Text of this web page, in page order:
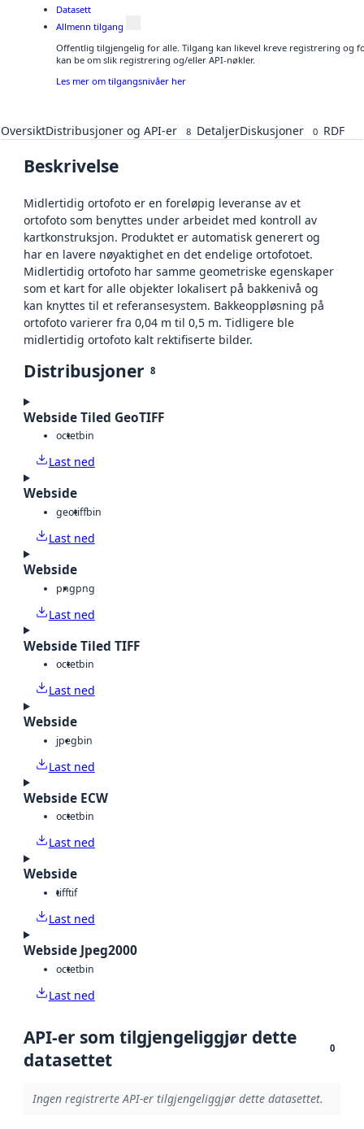
Datasett
Allmenn tilgang
Offentlig tilgjengelig for alle. Tilgang kan likevel kreve registrering og
kan be om slik registrering og/eller API-nøkler.
Les mer om tilgangsnivåer her
OversiktDistribusjoner og API-er 8 DetaljerDiskusjoner 0 RDF
Beskrivelse
Midlertidig ortofoto er en foreløpig leveranse av et
ortofoto som benyttes under arbeidet med kontroll av
kartkonstruksjon. Produktet er automatisk generert og
har en lavere nøyaktighet en det endelige ortofotoet.
Midlertidig ortofoto har samme geometriske egenskaper
som et kart for alle objekter lokalisert på bakkenivå og
kan knyttes til et referansesystem. Bakkeoppløsning på
ortofoto varierer fra 0,04 m til 0,5 m. Tidligere ble
midlertidig ortofoto kalt rektifiserte bilder.
Distribusjoner 8
Webside Tiled GeoTIFF
octetbin
Last ned
Webside
geotiffbin
Last ned
Webside
pngpng
Last ned
Webside Tiled TIFF
octetbin
Last ned
Webside
jpegbin
Last ned
Webside ECW
octetbin
Last ned
Webside
tifftif
Last ned
Webside Jpeg2000
octetbin
Last ned
API-er som tilgjengeliggjør dette
datasettet
0
Ingen registrerte API-er tilgjengeliggjør dette datasettet.